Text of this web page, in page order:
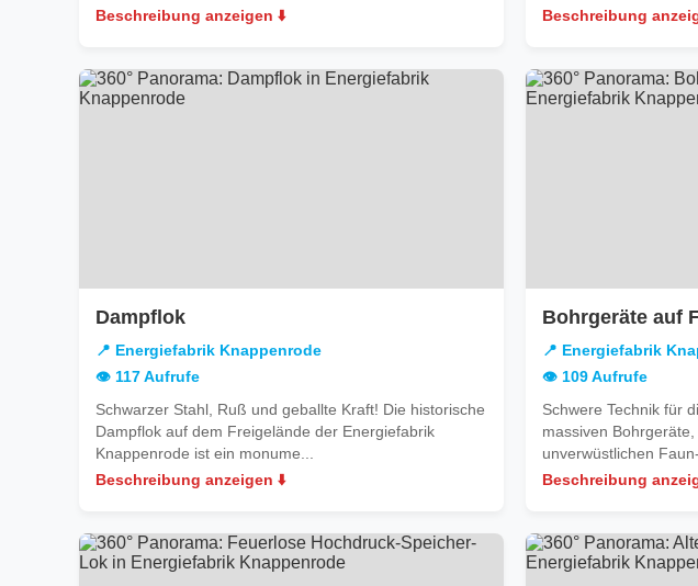
Beschreibung anzeigen ⬇️ Beschreibung
Dampflokin
Energiefabrik
Knappenrode
📍 Energiefabrik Knappenrode
👁️ 117 Aufrufe
Schwarzer Stahl, Ruß und geballte Kraft! Die historische
Dampflok auf dem Freigelände der Energiefabrik
Knappenrode ist ein monume...
Beschreibung anzeigen ⬇️
Bohrgeräte auf
📍 Energiefabrik
👁️ 109 Aufrufe
Schwere Technik für
massiven
unverwüstlichen Faun-
Beschreibung